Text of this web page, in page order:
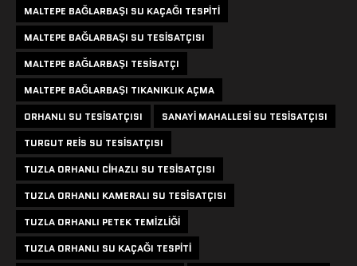
MALTEPE BAĞLARBAŞI SU KAÇAĞI TESPITI
MALTEPE BAĞLARBAŞI SU TESISATÇISI
MALTEPE BAĞLARBAŞI TESISATÇI
MALTEPE BAĞLARBAŞI TIKANIKLIK AÇMA
ORHANLI SU TESISATÇISI
SANAYI MAHALLESI SU TESISATÇISI
TURGUT REIS SU TESISATÇISI
TUZLA ORHANLI CIHAZLI SU TESISATÇISI
TUZLA ORHANLI KAMERALI SU TESISATÇISI
TUZLA ORHANLI PETEK TEMIZLIĞI
TUZLA ORHANLI SU KAÇAĞI TESPITI